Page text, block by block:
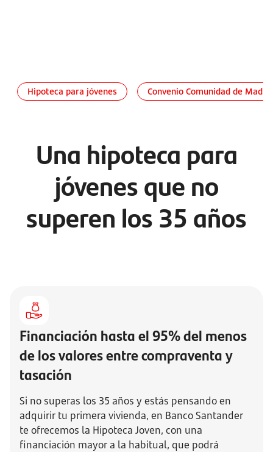
Hipoteca para jóvenes Convenio Comunidad de Madrid
Una hipoteca para
jóvenes que no
superen los 35 años
Financiación hasta el 95% del menos
de los valores entre compraventa y
tasación
Si no superas los 35 años y estás pensando en
adquirir tu primera vivienda, en Banco Santander
te ofrecemos la Hipoteca Joven, con una
financiación mayor a la habitual, que podrá